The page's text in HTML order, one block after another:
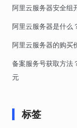
阿里云服务器安全组
阿里云服务器是什么
阿里云服务器的购买
备案服务号获取方法
元
标签